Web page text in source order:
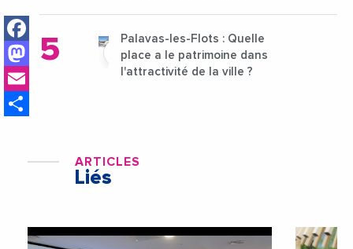
Facebook
Mastodon
Palavas-les-Flots : Quelle
place a le patrimoine dans
l'attractivité de la ville ?
ARTICLES
Liés